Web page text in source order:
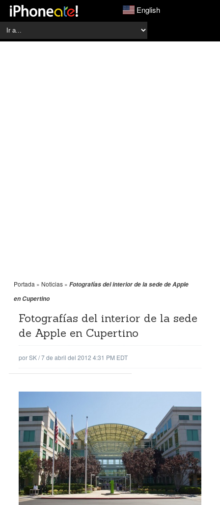
English
Portada » Noticias » Fotografías del interior de la sede de Apple
en Cupertino
Fotografías del interior de la sede
de Apple en Cupertino
porSK/7 de abril del 2012 4:31 PM EDT